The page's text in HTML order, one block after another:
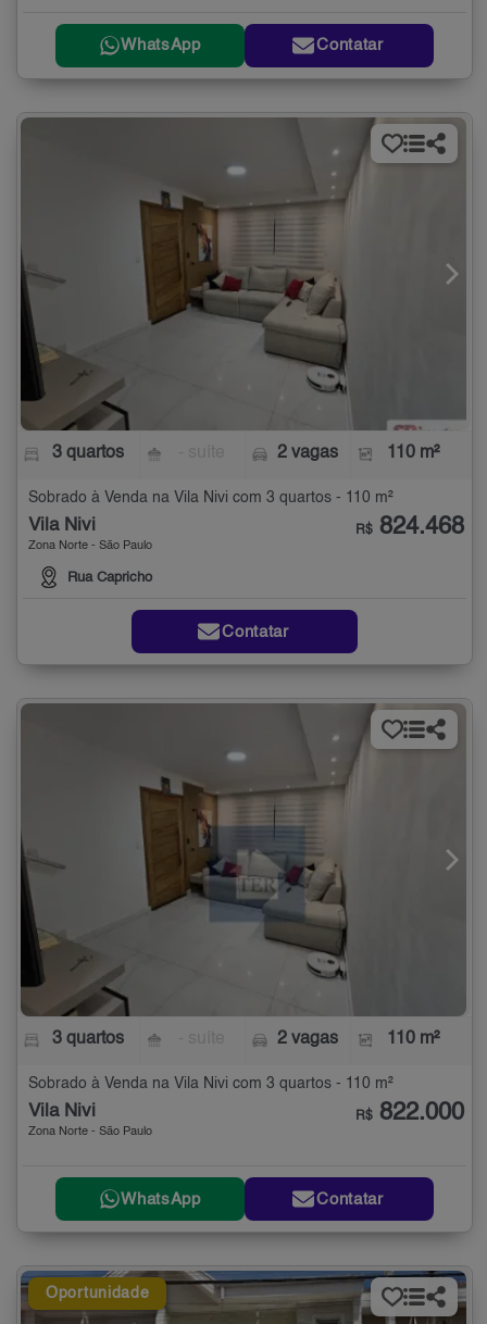
WhatsApp Contatar
3 quartos 2 vagas 110 m²
Sobrado à Venda na Vila Nivi com 3 quartos - 110 m²
Vila Nivi
Zona Norte - São Paulo
Rua Capricho
R$ 824.468
Contatar
3 quartos 2 vagas 110 m²
Sobrado à Venda na Vila Nivi com 3 quartos - 110 m²
Vila Nivi
Zona Norte - São Paulo
R$ 822.000
WhatsApp Contatar
Oportunidade